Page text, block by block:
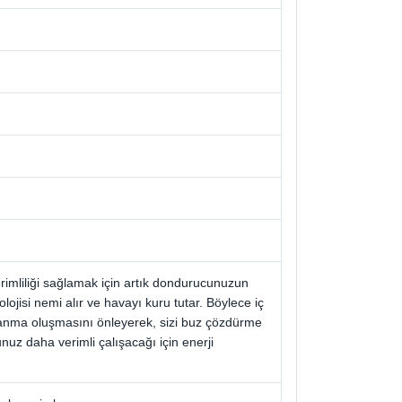
sağlamak için artık dondurucunuzun
nemi alır ve havayı kuru tutar. Böylece iç
oluşmasını önleyerek, sizi buz çözdürme
daha verimli çalışacağı için enerji